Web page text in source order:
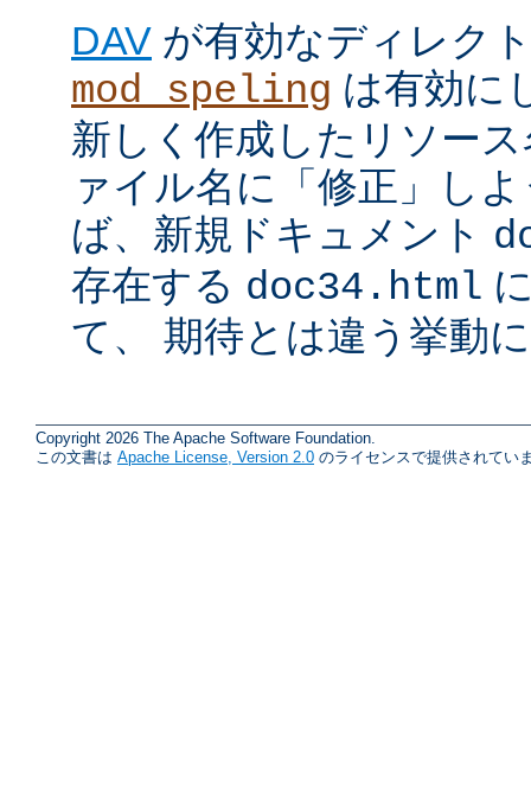
DAV が有効なディレク
mod_speling は有効に
新しく作成したリソー
ァイル名に「修正」し
ば、新規ドキュメント
存在する doc34.html
て、 期待とは違う挙動
Copyright 2026 The Apache Software Foundation.
この文書は Apache License, Version 2.0 のライセンスで提供されてい